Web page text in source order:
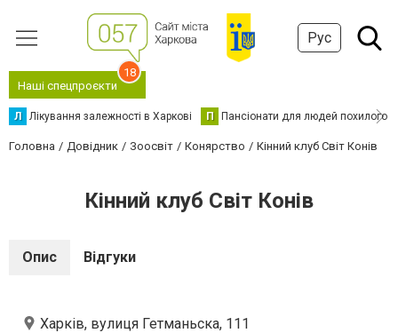
Рус
Наші спецпроєкти
18
Л Лікування залежності в Харкові П Пансіонати для людей похилого
Головна Довідник Зоосвіт Конярство Кінний клуб Світ Конів
Кінний клуб Світ Конів
Опис Відгуки
Харків, вулиця Гетманьска, 111